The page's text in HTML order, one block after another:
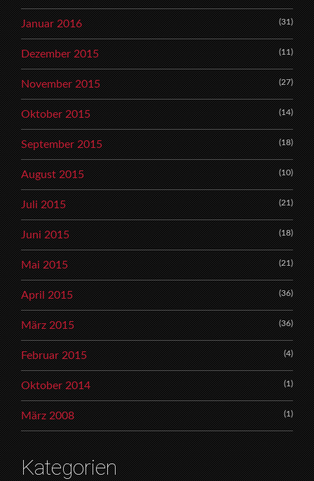
Januar 2016 (31)
Dezember 2015 (11)
November 2015 (27)
Oktober 2015 (14)
September 2015 (18)
August 2015 (10)
Juli 2015 (21)
Juni 2015 (18)
Mai 2015 (21)
April 2015 (36)
März 2015 (36)
Februar 2015 (4)
Oktober 2014 (1)
März 2008 (1)
Kategorien